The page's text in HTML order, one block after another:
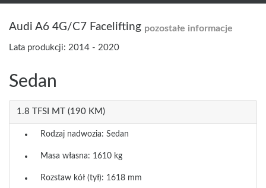
Audi A6 4G/C7 Facelifting pozostałe informacje
Lata produkcji: 2014 - 2020
Sedan
1.8 TFSI MT (190 KM)
Rodzaj nadwozia: Sedan
Masa własna: 1610 kg
Rozstaw kół (tył): 1618 mm